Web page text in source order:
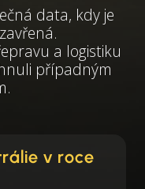
data, kdy je
a logistiku
případným
v roce